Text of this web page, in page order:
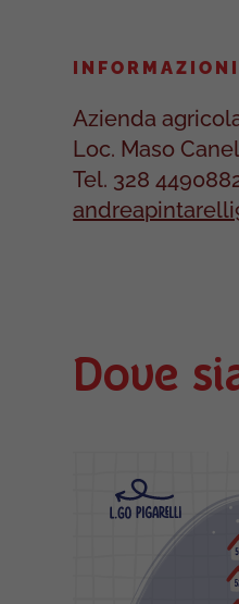
INFORMAZIONI
Azienda
Loc. Maso
Tel. 328
Dove